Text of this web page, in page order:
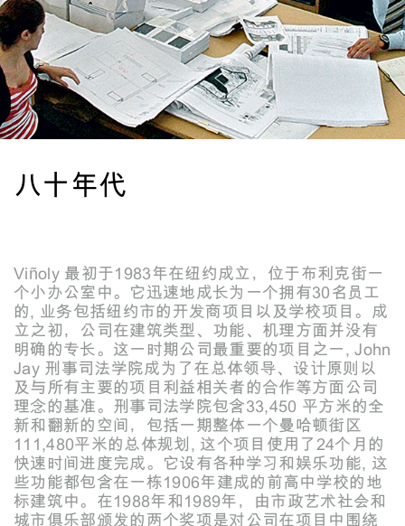
八十年代
Viñoly 最初于1983年在纽约成立，位于布利克街一
个小办公室中。它迅速地成长为一个拥有30名员工
的, 业务包括纽约市的开发商项目以及学校项目。成
立之初，公司在建筑类型、功能、机理方面并没有
明确的专长。这一时期公司最重要的项目之一, John
Jay 刑事司法学院成为了在总体领导、设计原则以
及与所有主要的项目利益相关者的合作等方面公司
理念的基准。刑事司法学院包含33,450 平方米的全
新和翻新的空间，包括一期整体一个曼哈顿街区
111,480平米的总体规划, 这个项目使用了24个月的
快速时间进度完成。它设有各种学习和娱乐功能, 这
些功能都包含在一栋1906年建成的前高中学校的地
标建筑中。在1988年和1989年，由市政艺术社会和
城市俱乐部颁发的两个奖项是对公司在项目中围绕